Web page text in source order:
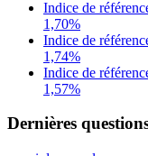
Indice de
1,70%
Indice de
1,74%
Indice de
1,57%
Dernières